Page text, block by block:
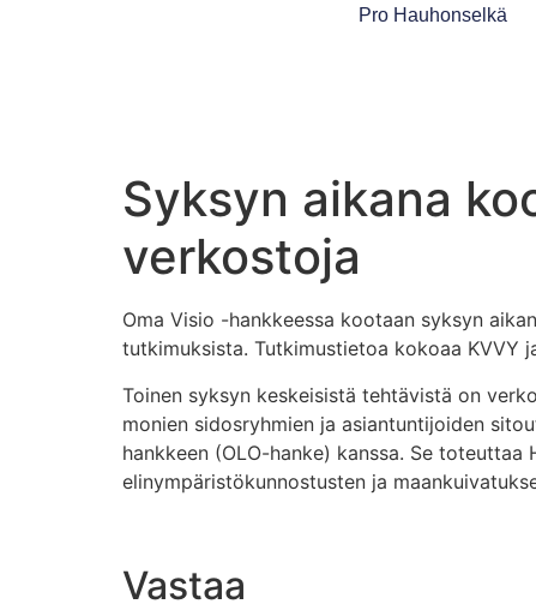
Pro Hauhonselkä
Syksyn aikana
verkostoja
Oma Visio -hankkeessa kootaan syksyn
tutkimuksista. Tutkimustietoa kokoaa KVVY
Toinen syksyn keskeisistä tehtävistä on
monien sidosryhmien ja asiantuntijoiden
hankkeen (OLO-hanke) kanssa. Se
elinympäristökunnostusten ja
Vastaa